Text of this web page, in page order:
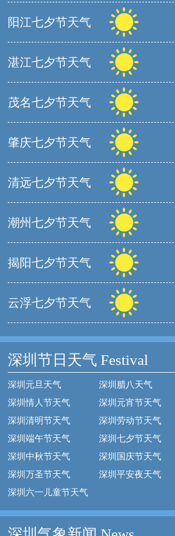
阳江七夕节天气
湛江七夕节天气
茂名七夕节天气
肇庆七夕节天气
清远七夕节天气
潮州七夕节天气
揭阳七夕节天气
云浮七夕节天气
深圳节日天气 Festival
深圳元旦天气 深圳腊八天气
深圳情人节天气
深圳元宵节天气
深圳清明节天气
深圳劳动节天气
深圳端午节天气
深圳七夕节天气
深圳中秋节天气
深圳国庆节天气
深圳万圣节天气
深圳平安夜天气
深圳六一儿童节天气